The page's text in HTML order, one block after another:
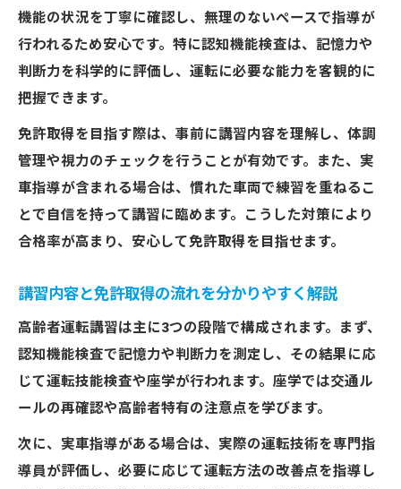
法
免許取得のために押さえたい高齢者講習の基礎
知識
免許取得に役立つ高齢者講習の基礎知識と
は
高齢者運転講習の内容や流れを徹底チェッ
ク
免許取得前に覚えたい高齢者講習の基本項
目
ズに
免許取得を目指す方の高齢者講習準備ポイ
ント
講習費用やテスト内容を事前に確認するコツ
免許取得に向け高齢者講習費用を賢く確認
高齢者運転講習のテスト内容と費用の最新
動向
機能の状況を丁寧に確認し、無理のないペースで指導が
行われるため安心です。特に認知機能検査は、記憶力や
判断力を科学的に評価し、運転に必要な能力を客観的に
把握できます。
免許取得を目指す際は、事前に講習内容を理解し、体調
管理や視力のチェックを行うことが有効です。また、実
車指導が含まれる場合は、慣れた車両で練習を重ねるこ
とで自信を持って講習に臨めます。こうした対策により
合格率が高まり、安心して免許取得を目指せます。
講習内容と免許取得の流れを分かりやすく解説
高齢者運転講習は主に3つの段階で構成されます。まず、
認知機能検査で記憶力や判断力を測定し、その結果に応
じて運転技能検査や座学が行われます。座学では交通ル
ールの再確認や高齢者特有の注意点を学びます。
次に、実車指導がある場合は、実際の運転技術を専門指
導員が評価し、必要に応じて運転方法の改善点を指導し